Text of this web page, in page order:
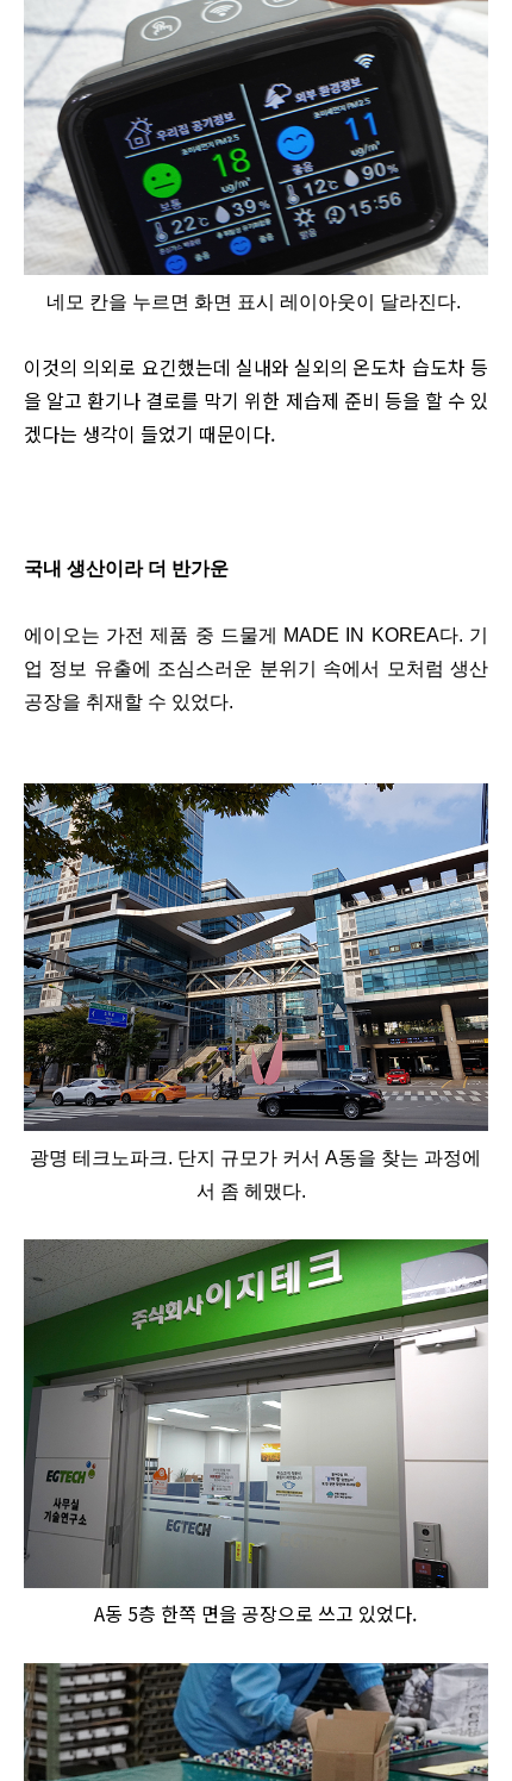
네모 칸을 누르면 화면 표시 레이아웃이 달라진다.
이것의 의외로 요긴했는데 실내와 실외의 온도차 습도차 등
을 알고 환기나 결로를 막기 위한 제습제 준비 등을 할 수 있
겠다는 생각이 들었기 때문이다.
국내 생산이라 더 반가운
에이오는 가전 제품 중 드물게 MADE IN KOREA다. 기
업 정보 유출에 조심스러운 분위기 속에서 모처럼 생산
공장을 취재할 수 있었다.
광명 테크노파크. 단지 규모가 커서 A동을 찾는 과정에
서 좀 헤맸다.
A동 5층 한쪽 면을 공장으로 쓰고 있었다.